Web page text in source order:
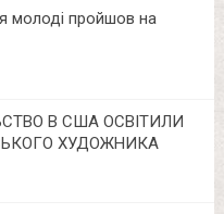
молоді пройшов на
В США ОСВІТИЛИ
ХУДОЖНИКА